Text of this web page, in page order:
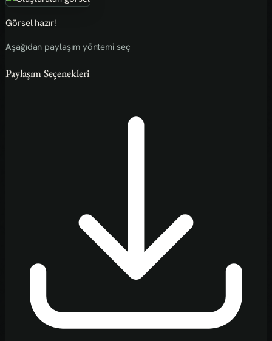
Görsel hazır!
Aşağıdan paylaşım yöntemi seç
Paylaşım Seçenekleri